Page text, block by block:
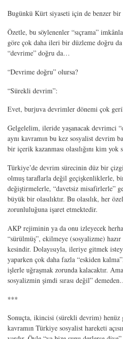
Bugünkü Kürt siyaseti için de benzer
Özetle, bu söylenenler “sıçrama”
göre çok daha ileri bir düzleme doğru
“devrime” doğru da…
“Devrime doğru” olursa?
“Sürekli devrim”:
Evet, burjuva devrimler dönemi çok
Gelgelelim, ileride yaşanacak devrimci
aynı kavramın bu kez sosyalist devrim
bir içerik kazanması olasılığını kim yok
Türkiye’de devrim sürecinin düz bir
olmuş taraflarla değil geçişkenliklerle,
değiştirmelerle, “davetsiz misafirlerle”
büyük bir olasılıktır. Bu olasılık, her
zorunluluğuna işaret etmektedir.
AKP rejiminin ya da onu izleyecek
“sürülmüş”, ekilmeye (sosyalizme)
kesindir. Dolayısıyla, ileriye gitmek
yaparken çok daha fazla “eskiden
işlerle uğraşmak zorunda kalacaktır.
sosyalizmin şimdi sırası değil”
***
Sonuçta, ikincisi (sürekli devrim) henüz
kavramın Türkiye sosyalist hareketi